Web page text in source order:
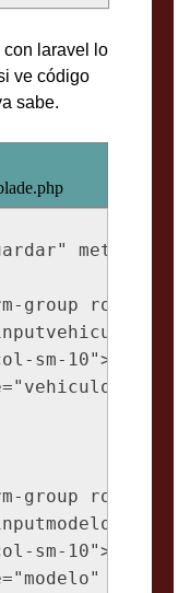
con laravel lo
ve código
sabe.
group row">
sm-10">
group row">
sm-10">